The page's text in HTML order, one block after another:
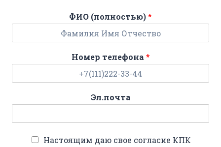
ФИО (полностью)*
Номер телефона *
Эл.почта
Настоящим даю свое согласие КПК